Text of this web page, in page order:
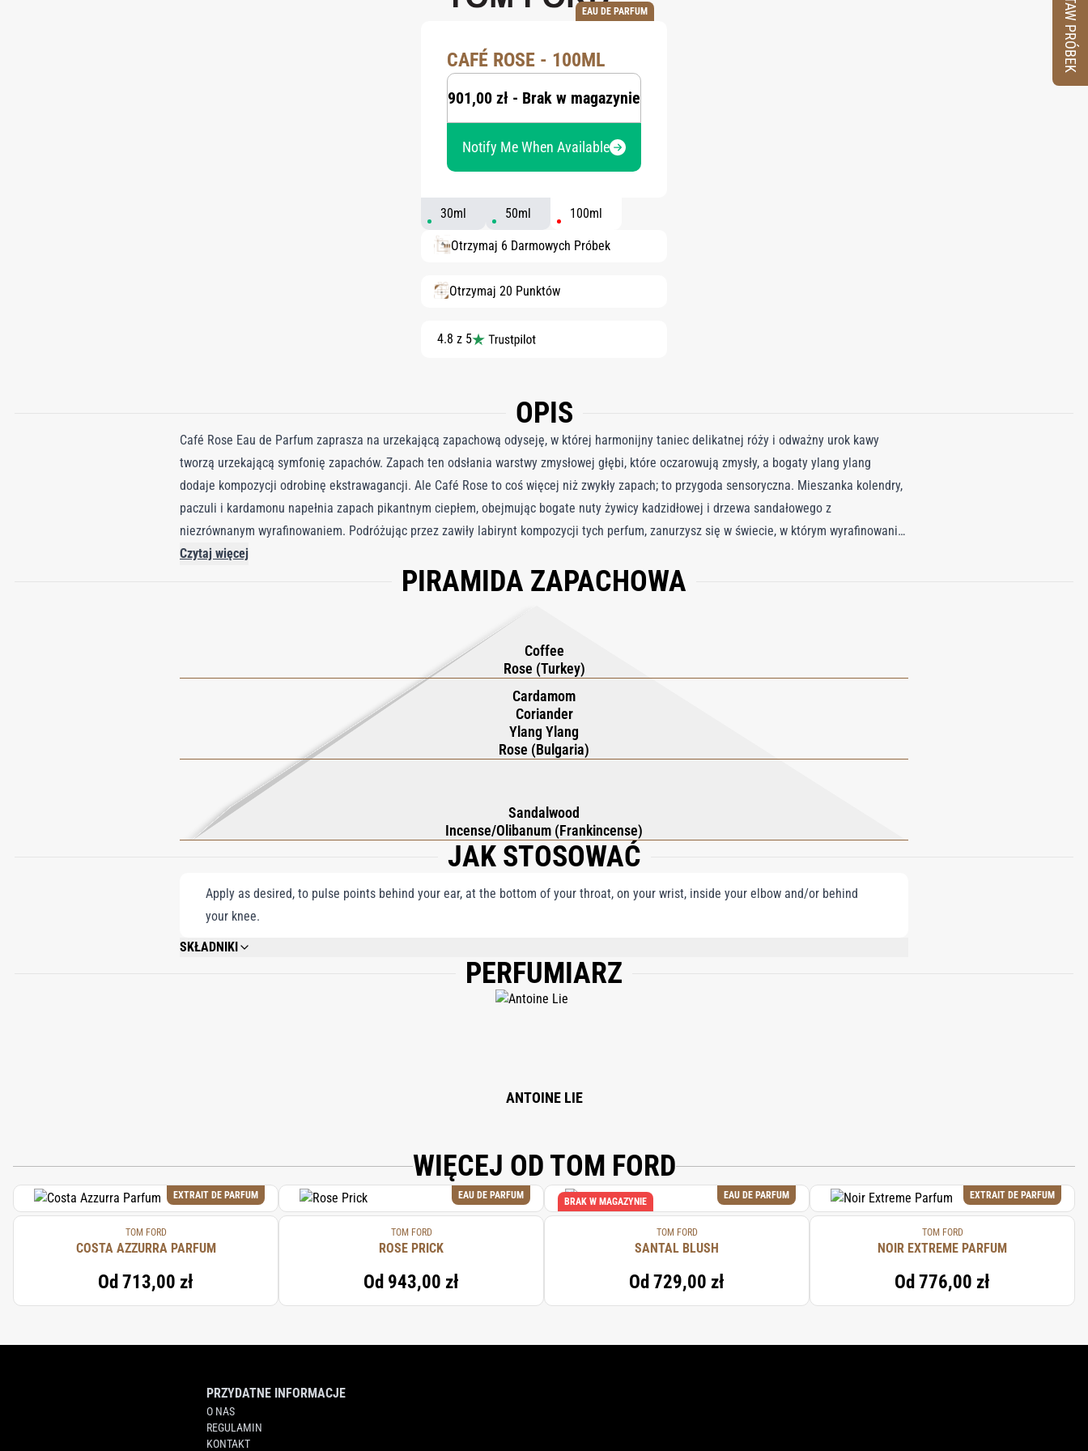
EAU DE PARFUM
CAFÉ ROSE - 100ML
901,00 zł - Brak w magazynie
Notify Me When Available
30ml 50ml 100ml
Otrzymaj 6 Darmowych Próbek
Otrzymaj 20 Punktów
4.8 z 5
OPIS
Café Rose Eau de Parfum zaprasza na urzekającą zapachową odyseję, w której harmonijny taniec delikatnej róży i odważny urok kawy
tworzą urzekającą symfonię zapachów. Zapach ten odsłania warstwy zmysłowej głębi, które oczarowują zmysły, a bogaty ylang ylang
dodaje kompozycji odrobinę ekstrawagancji. Ale Café Rose to coś więcej niż zwykły zapach; to przygoda sensoryczna. Mieszanka kolendry,
paczuli i kardamonu napełnia zapach pikantnym ciepłem, obejmując bogate nuty żywicy kadzidłowej i drzewa sandałowego z
niezrównanym wyrafinowaniem. Podróżując przez zawiły labirynt kompozycji tych perfum, zanurzysz się w świecie, w którym wyrafinowanie
róży tureckiej, elegancja róży bułgarskiej i esencja kawy schodzą do ukrytych krain mroczniejszych przyjemności. Zamknięta w
półprzezroczystym różowo-różowym naczyniu zwieńczonym fioletową nasadką i plakietką w kolorze fioletu, butelka Café Rose
kawy zbiegają się, tworząc niezapomniane wrażenia zmysłowe. Przyciąga nieodpartym urokiem i zabiera Cię w węchową podróż, która
urzeka Twoje zmysły, oczarowując Cię misterną mieszanką zapachów i elegancją prezentacji. Woda perfumowana Café Rose to symfonia
zapachów, która ucieleśnia sztukę perfumeryjną w najlepszym wydaniu.
Czytaj więcej
PIRAMIDA ZAPACHOWA
Coffee
Rose (Turkey)
Cardamom
Coriander
Ylang Ylang
Rose (Bulgaria)
Sandalwood
Incense/Olibanum (Frankincense)
JAK STOSOWAĆ
Apply as desired, to pulse points behind your ear, at the bottom of your throat, on your wrist, inside your elbow and/or behind
your knee.
SKŁADNIKI
ALCOHOL DENAT., FRAGRANCE (PARFUM), WATER\AQUA\EAU, ALPHA-ISOMETHYL IONONE, CITRONELLOL, LINALOOL, LIMONENE, GERANIOL, EUGENOL,
HYDROXYCITRONELLAL, EVERNIA PRUNASTRI (OAKMOSS) EXTRACT, CINNAMYL ALCOHOL, CITRAL, BENZYL BENZOATE, BENZYL SALICYLATE, FARNESOL,
PERFUMIARZ
ANTOINE LIE
WIĘCEJ OD TOM FORD
EXTRAIT DE PARFUM
TOM FORD
COSTA AZZURRA PARFUM
Od 713,00 zł
EAU DE PARFUM
TOM FORD
ROSE PRICK
Od 943,00 zł
EAU DE PARFUM
BRAK W MAGAZYNIE
TOM FORD
SANTAL BLUSH
Od 729,00 zł
EXTRAIT DE PARFUM
TOM FORD
NOIR EXTREME PARFUM
Od 776,00 zł
PRZYDATNE INFORMACJE
O NAS
REGULAMIN
KONTAKT
ZESTAW PRÓBEK